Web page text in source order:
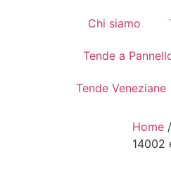
Chi siamo
Tende a
Tende Veneziane
Home /
14002